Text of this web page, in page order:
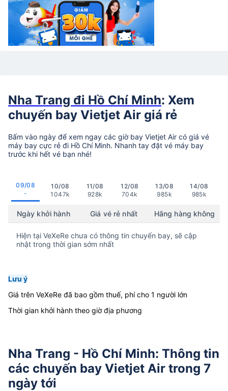
Nha Trang đi Hồ Chí Minh: Xem
chuyến bay Vietjet Air giá rẻ
Bấm vào ngày để xem ngay các giờ bay Vietjet Air có giá vé
máy bay cực rẻ đi Hồ Chí Minh. Nhanh tay đặt vé máy bay
trước khi hết vé bạn nhé!
09/08
-
10/08
1047k
11/08
928k
12/08
704k
13/08
985k
14/08
985k
Ngày khởi hành Giá vé rẻ nhất Hãng hàng không
Hiện tại VeXeRe chưa có thông tin chuyến bay, sẽ cập
nhật trong thời gian sớm nhất
Lưu ý
Giá trên VeXeRe đã bao gồm thuế, phí cho 1 người lớn
Thời gian khởi hành theo giờ địa phương
Nha Trang - Hồ Chí Minh: Thông tin
các chuyến bay Vietjet Air trong 7
ngày tới